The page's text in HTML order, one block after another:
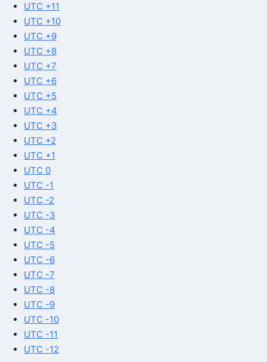
UTC +11
UTC +10
UTC +9
UTC +8
UTC +7
UTC +6
UTC +5
UTC +4
UTC +3
UTC +2
UTC +1
UTC 0
UTC -1
UTC -2
UTC -3
UTC -4
UTC -5
UTC -6
UTC -7
UTC -8
UTC -9
UTC -10
UTC -11
UTC -12